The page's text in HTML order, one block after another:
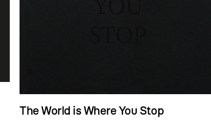
The World is Where You Stop